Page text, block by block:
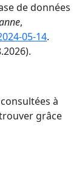
de données
,
05-14.
à
grâce